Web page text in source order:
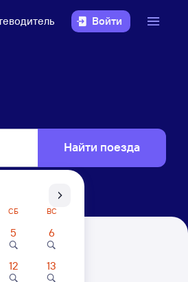
Войти
Найти поезда
СБ ВС
5 6
12 13